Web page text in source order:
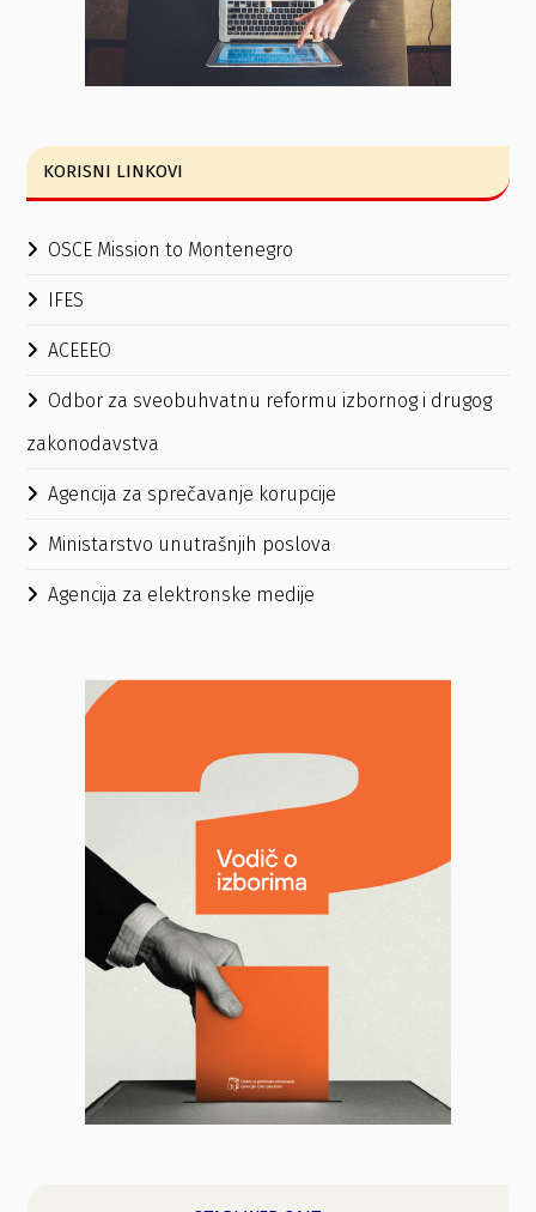
KORISNI LINKOVI
OSCE Mission to Montenegro
IFES
ACEEEO
Odbor za sveobuhvatnu reformu izbornog i drugog
zakonodavstva
Agencija za sprečavanje korupcije
Ministarstvo unutrašnjih poslova
Agencija za elektronske medije